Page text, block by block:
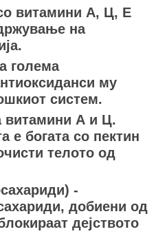
витамини А, Ц, Е
на
голема
му
систем.
витамини А и Ц.
е богата со пектин
телото од
-
добиени од
дејството